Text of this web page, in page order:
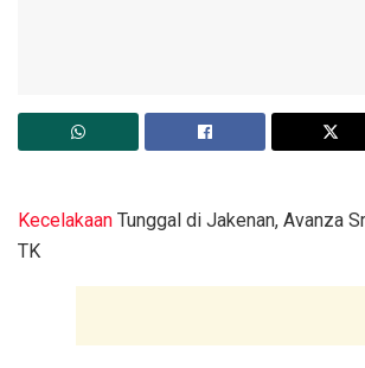
Kecelakaan Tunggal di Jakenan, Avanza
TK